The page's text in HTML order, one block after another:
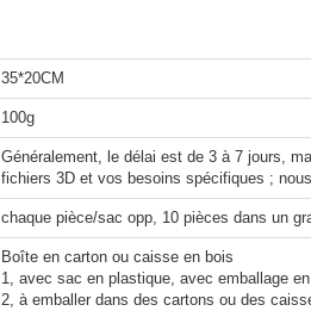
35*20CM
100g
Généralement, le délai est de 3 à 7 jours,
fichiers 3D et vos besoins spécifiques ;
chaque pièce/sac opp, 10 pièces dans un
Boîte en carton ou caisse en bois
1, avec sac en plastique, avec emballage
2, à emballer dans des cartons ou des